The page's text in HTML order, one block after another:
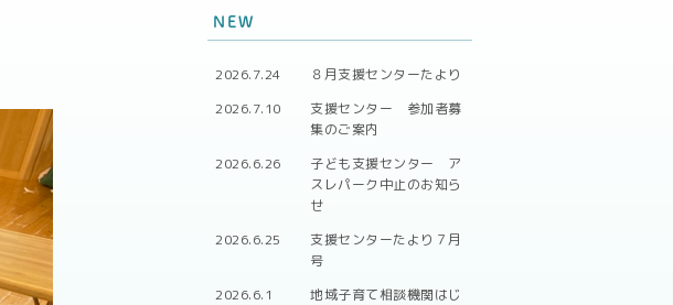
NEW
2026.7.24
８月支援センターたより
2026.7.10
支援センター 参加者募
集のご案内
2026.6.26
子ども支援センター ア
スレパーク中止のお知ら
せ
2026.6.25
支援センターたより７月
号
2026.6.1
地域子育て相談機関はじ